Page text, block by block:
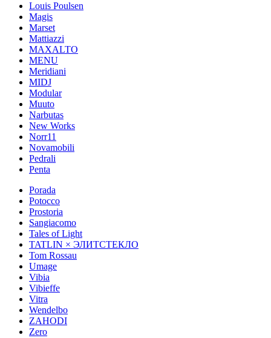
Louis Poulsen
Magis
Marset
Mattiazzi
MAXALTO
MENU
Meridiani
MIDJ
Modular
Muuto
Narbutas
New Works
Norr11
Novamobili
Pedrali
Penta
Porada
Potocco
Prostoria
Sangiacomo
Tales of Light
TATLIN × ЭЛИТСТЕКЛО
Tom Rossau
Umage
Vibia
Vibieffe
Vitra
Wendelbo
ZAHODI
Zero